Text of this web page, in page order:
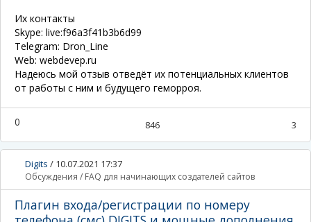
Их контакты
Skype: live:f96a3f41b3b6d99
Telegram: Dron_Line
Web: webdevep.ru
Надеюсь мой отзыв отведёт их потенциальных клиентов
от работы с ним и будущего геморроя.
0 846 3
Digits / 10.07.2021 17:37
Обсуждения / FAQ для начинающих создателей сайтов
Плагин входа/регистрации по номеру